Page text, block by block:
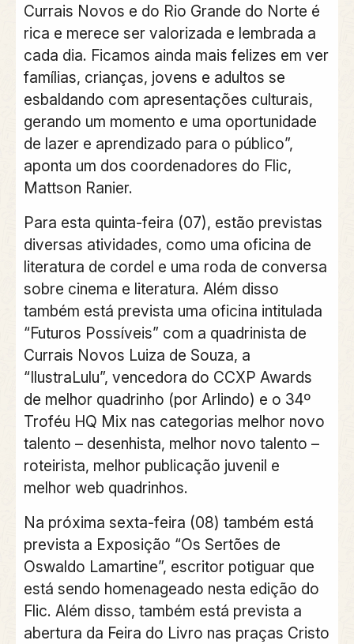
Currais Novos e do Rio Grande do Norte é
rica e merece ser valorizada e lembrada a
cada dia. Ficamos ainda mais felizes em ver
famílias, crianças, jovens e adultos se
esbaldando com apresentações culturais,
gerando um momento e uma oportunidade
de lazer e aprendizado para o público”,
aponta um dos coordenadores do Flic,
Mattson Ranier.
Para esta quinta-feira (07), estão previstas
diversas atividades, como uma oficina de
literatura de cordel e uma roda de conversa
sobre cinema e literatura. Além disso
também está prevista uma oficina intitulada
“Futuros Possíveis” com a quadrinista de
Currais Novos Luiza de Souza, a
“IlustraLulu”, vencedora do CCXP Awards
de melhor quadrinho (por Arlindo) e o 34º
Troféu HQ Mix nas categorias melhor novo
talento – desenhista, melhor novo talento –
roteirista, melhor publicação juvenil e
melhor web quadrinhos.
Na próxima sexta-feira (08) também está
prevista a Exposição “Os Sertões de
Oswaldo Lamartine”, escritor potiguar que
está sendo homenageado nesta edição do
Flic. Além disso, também está prevista a
abertura da Feira do Livro nas praças Cristo